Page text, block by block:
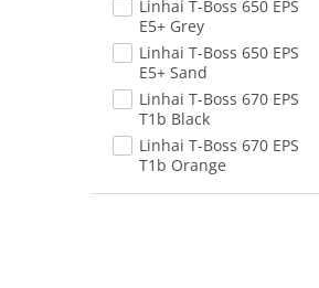
Linhai T-Boss 650 EPS
E5+ Grey
Linhai T-Boss 650 EPS
E5+ Sand
Linhai T-Boss 670 EPS
T1b Black
Linhai T-Boss 670 EPS
T1b Orange